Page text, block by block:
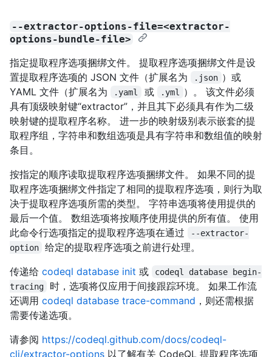
--extractor-options-file=<extractor-
options-bundle-file>
指定提取程序选项捆绑文件。 提取程序选项捆绑文件是设
置提取程序选项的 JSON 文件（扩展名为
.json ）或
YAML 文件（扩展名为
.yaml 或 .yml
）。 该文件必须
具有顶级映射键“extractor”，并且其下必须具有作为二级
映射键的提取程序名称。 进一步的映射级别表示嵌套的提
取程序组，字符串和数组选项是具有字符串和数组值的映射
条目。
按指定的顺序读取提取程序选项捆绑文件。 如果不同的提
取程序选项捆绑文件指定了相同的提取程序选项，则行为取
决于提取程序选项所需的类型。 字符串选项将使用提供的
最后一个值。 数组选项将按顺序使用提供的所有值。 使用
此命令行选项指定的提取程序选项在通过
--extractor-
option
给定的提取程序选项之前进行处理。
传递给 codeql database init 或
codeql database begin-
tracing
时，选项将仅应用于间接跟踪环境。 如果工作流
还调用 codeql database trace-command ，则还需根据
需要传递选项。
请参阅 https://codeql.github.com/docs/codeql-
cli/extractor-options 以了解有关 CodeQL 提取程序选项